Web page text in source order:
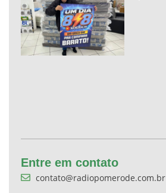
Entre em contato
contato@radiopomerode.com.br